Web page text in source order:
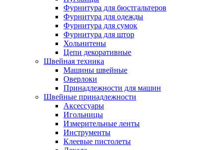
Фурнитура для бюстгальтеров
Фурнитура для одежды
Фурнитура для сумок
Фурнитура для штор
Хольнитены
Цепи декоративные
Швейная техника
Машины швейные
Оверлоки
Принадлежности для машин
Швейные принадлежности
Аксессуары
Игольницы
Измерительные ленты
Инструменты
Клеевые пистолеты